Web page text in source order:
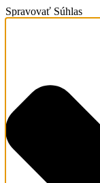
Spravovať Súhlas